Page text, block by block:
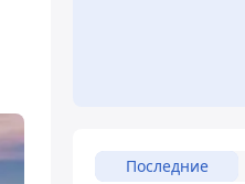
Последние